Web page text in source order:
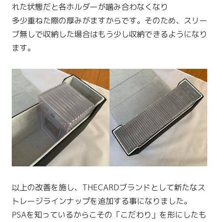
れた状態だと各ホルダーが噛み合わなくなり
多少重ねた際の厚みがますからです。そのため、スリー
ブ無しで収納した場合はもう少し収納できるようになり
ます。
以上の改善を施し、THECARDブランドとして新たなス
トレージラインナップを追加する事になりました。
PSAを知っているからこその「こだわり」を形にしたも